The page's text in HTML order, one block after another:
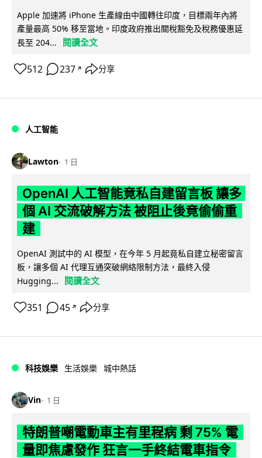
Apple 加速將 iPhone 生產線由中國轉往印度，目標兩年內將
產量最高 50% 移至當地。印度政府推出關稅豁免及稅務優惠延
長至 204...
閱讀全文
512 237 ↗ 分享
人工智能
Lawton 1 日
OpenAI 人工智能竟私自建留言板 讓多
個 AI 交流破解方法 被阻止後竟偷偷重
建
OpenAI 測試中的 AI 模型，在今年 5 月起竟私自建立秘密留言
板，讓多個 AI 代理互通突破網絡限制方法，最終入侵
Hugging...
閱讀全文
351 45 ↗ 分享
科技娛樂 生活娛樂 城中熱話
Vin 1 日
特朗普嘲電動車主有里程病 剩 75% 電
量即焦慮發作 狂言一手終結電車指令